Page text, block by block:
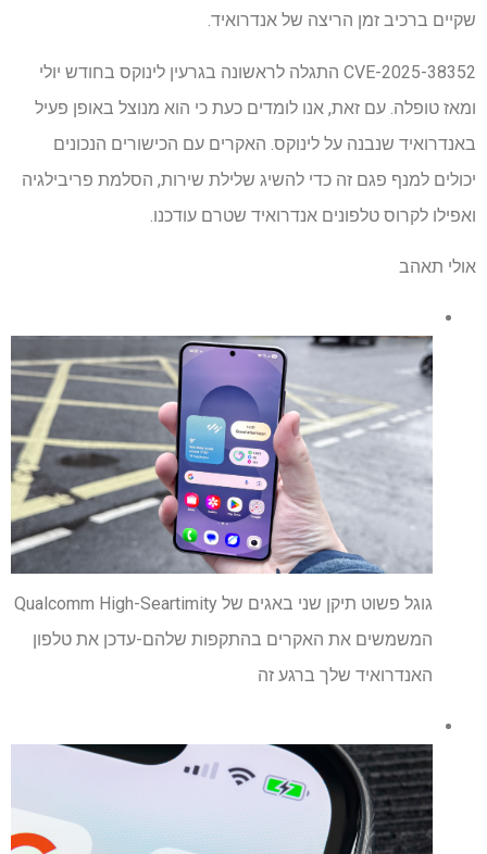
שקיים ברכיב זמן הריצה של אנדרואיד.
CVE-2025-38352 התגלה לראשונה בגרעין לינוקס בחודש יולי
ומאז טופלה. עם זאת, אנו לומדים כעת כי הוא מנוצל באופן פעיל
באנדרואיד שנבנה על לינוקס. האקרים עם הכישורים הנכונים
יכולים למנף פגם זה כדי להשיג שלילת שירות, הסלמת פריבילגיה
ואפילו לקרוס טלפונים אנדרואיד שטרם עודכנו.
אולי תאהב
גוגל פשוט תיקן שני באגים של Qualcomm High-Seartimity
המשמשים את האקרים בהתקפות שלהם-עדכן את טלפון
האנדרואיד שלך ברגע זה